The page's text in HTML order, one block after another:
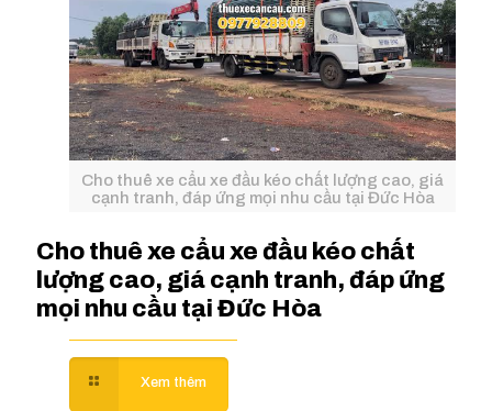
Cho thuê xe cẩu xe đầu kéo chất lượng cao, giá
cạnh tranh, đáp ứng mọi nhu cầu tại Đức Hòa
Cho thuê xe cẩu xe đầu kéo chất
lượng cao, giá cạnh tranh, đáp ứng
mọi nhu cầu tại Đức Hòa